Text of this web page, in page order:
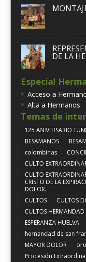
DE LA
Especial
Acceso a
Alta a Hermanos
Temas de
125 ANIVERSARIO
BESAMANOS
colombinas
CULTO
CULTO
CRISTO DE LA
DOLOR.
CULTOS
CULTOS
CULTOS HERMANDAD
ESPERANZA HUELVA
hernandad de san
MAYOR DOLOR
Procesión